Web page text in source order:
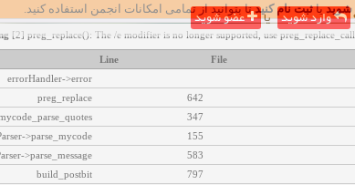
شویدیاثبت نام کنیدتا بتوانید از تمامی امکانات انجمن استفاده کنید.
[2] preg_replace(): The /e modifier is no longer supported, use
File
Line
errorHandler->error
642
preg_replace
347
155
>parse_mycode
583
>parse_message
797
build_postbit
وارد شوید یا عضو شوید